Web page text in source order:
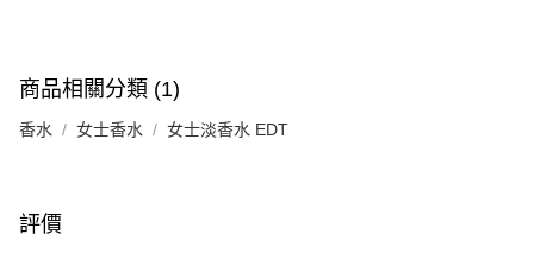
付款後順豐站及營業點取貨
門市自取
商品相關分類 (1)
香水 女士香水 女士淡香水 EDT
評價